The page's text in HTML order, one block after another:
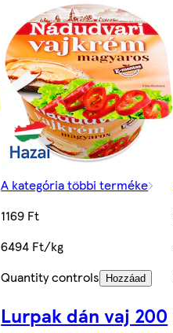
A kategória többi terméke
1169 Ft
6494 Ft/kg
Quantity controls Hozzáad
Lurpak dán vaj 200